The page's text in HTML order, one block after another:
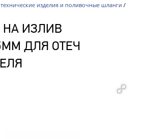
изделия и поливочные шланги /
НА ИЗЛИВ
ДЛЯ ОТЕЧ